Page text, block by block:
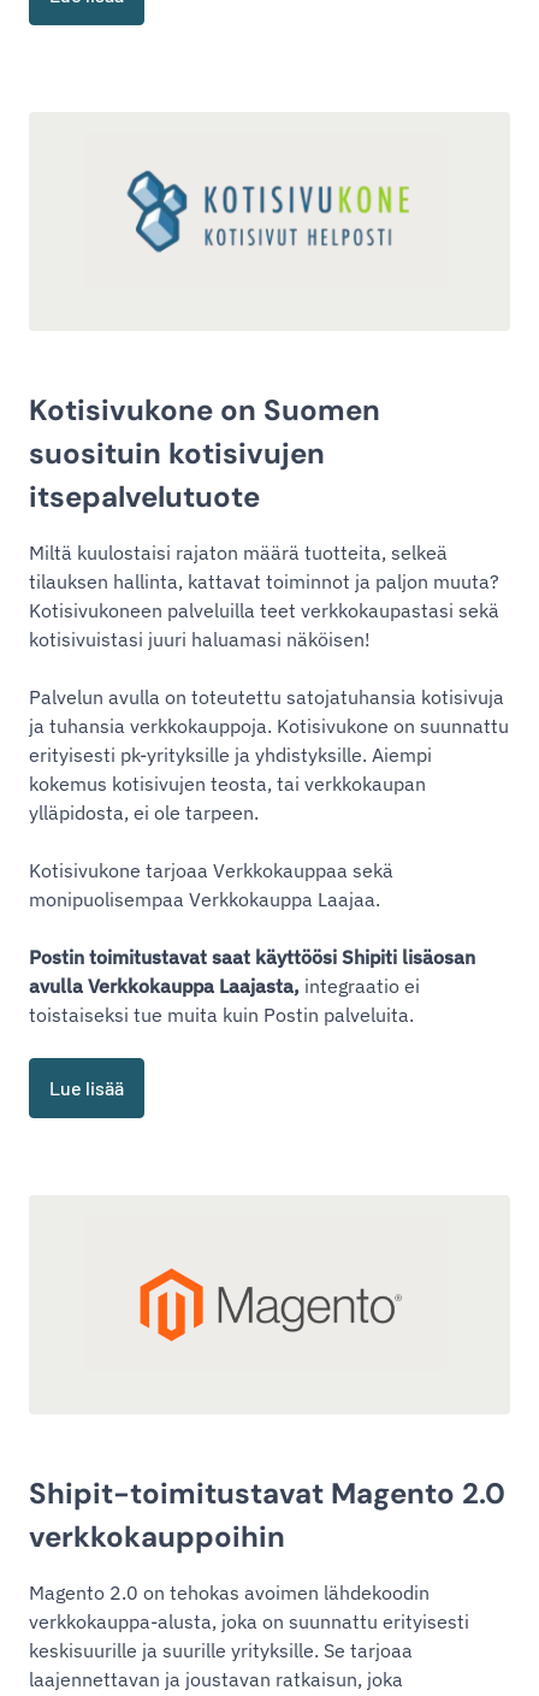
Kotisivukone on Suomen
suosituin kotisivujen
itsepalvelutuote
Miltä kuulostaisi rajaton määrä tuotteita, selkeä
tilauksen hallinta, kattavat toiminnot ja paljon muuta?
Kotisivukoneen palveluilla teet verkkokaupastasi sekä
kotisivuistasi juuri haluamasi näköisen!
Palvelun avulla on toteutettu satojatuhansia kotisivuja
ja tuhansia verkkokauppoja. Kotisivukone on suunnattu
erityisesti pk-yrityksille ja yhdistyksille. Aiempi
kokemus kotisivujen teosta, tai verkkokaupan
ylläpidosta, ei ole tarpeen.
Kotisivukone tarjoaa Verkkokauppaa sekä
monipuolisempaa Verkkokauppa Laajaa.
Postin toimitustavat saat käyttöösi Shipiti lisäosan
avulla Verkkokauppa Laajasta, integraatio ei
toistaiseksi tue muita kuin Postin palveluita.
Lue lisää
Shipit-toimitustavat Magento 2.0
verkkokauppoihin
Magento 2.0 on tehokas avoimen lähdekoodin
verkkokauppa-alusta, joka on suunnattu erityisesti
keskisuurille ja suurille yrityksille. Se tarjoaa
laajennettavan ja joustavan ratkaisun, joka